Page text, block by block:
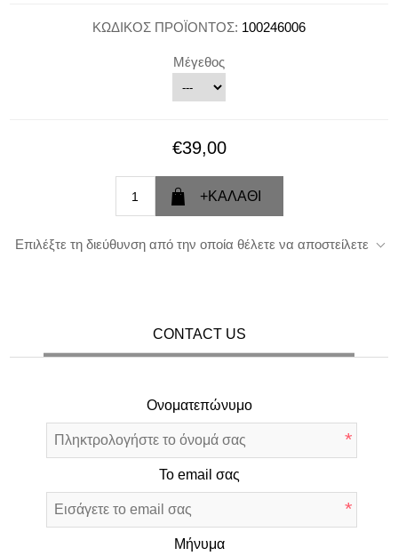
ΚΩΔΙΚΟΣ ΠΡΟΪΟΝΤΟΣ: 100246006
Μέγεθος
€39,00
Επιλέξτε τη διεύθυνση από την οποία θέλετε να αποστείλετε
CONTACT US
Ονοματεπώνυμο
*
Το email σας
*
Μήνυμα